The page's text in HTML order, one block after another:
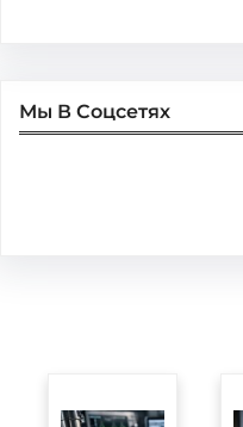
Мы В Соцсетях